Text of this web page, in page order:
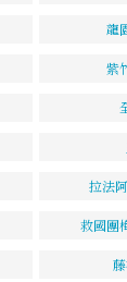
龍
紫
拉法
救國團